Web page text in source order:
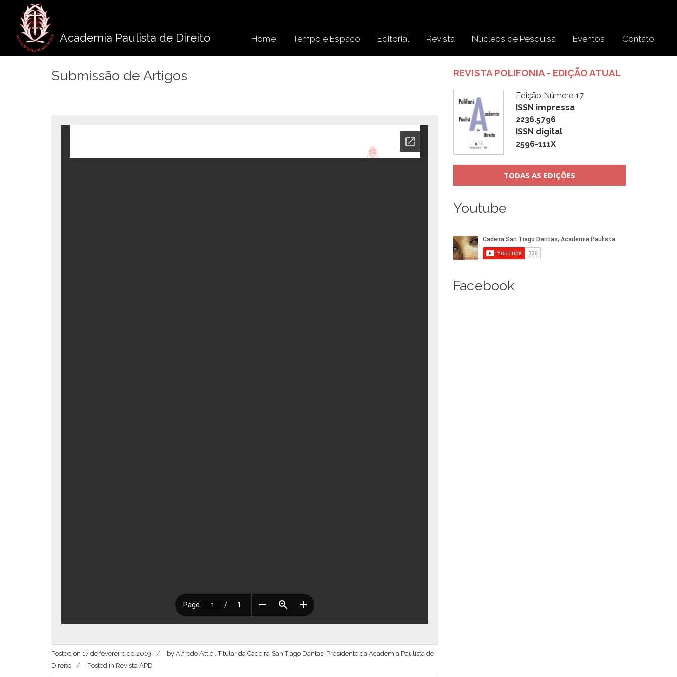
conteúdo
Academia Paulista de Direito Home Tempo e Espaço Editorial Revista Núcleos de Pesquisa Eventos Contato
Submissão de Artigos
Posted on 17 de fevereiro de 2019 by Alfredo Attié , Titular da Cadeira San Tiago Dantas, Presidente da Academia Paulista de
Direito
Posted in Revista APD
REVISTA POLIFONIA - EDIÇÃO ATUAL
Edição Número 17
ISSN impressa
2236.5796
ISSN digital
2596-111X
TODAS AS EDIÇÕES
Youtube
Facebook